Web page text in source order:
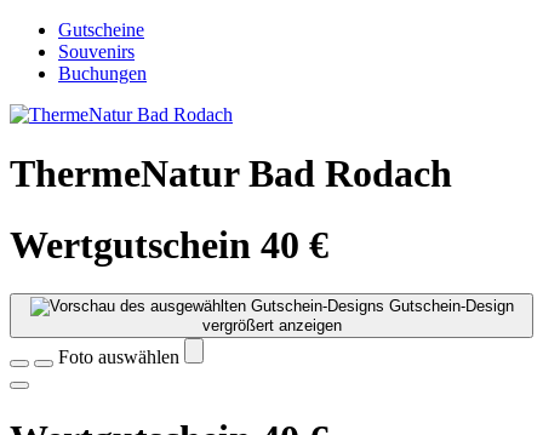
Gutscheine
Souvenirs
Buchungen
ThermeNatur Bad Rodach
Wertgutschein 40 €
Gutschein-Design
vergrößert anzeigen
Foto auswählen